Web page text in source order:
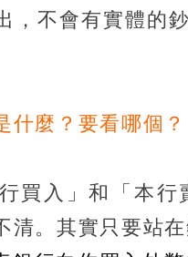
，不會有實體的
什麼？要看哪個？
買入」和「本
清。其實只要站